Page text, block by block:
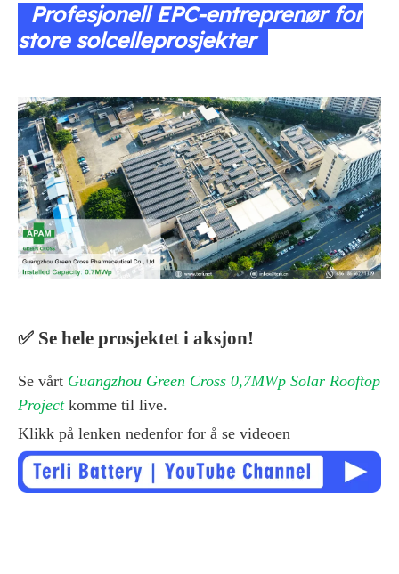
Profesjonell EPC-entreprenør for
store solcelleprosjekter
✅ Se hele prosjektet i aksjon!
Se vårt Guangzhou Green Cross 0,7MWp Solar Rooftop
Project komme til live.
Klikk på lenken nedenfor for å se videoen